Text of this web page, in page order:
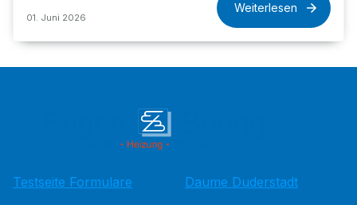
01. Juni 2026
Weiterlesen
Testseite Formulare
Daume Duderstadt